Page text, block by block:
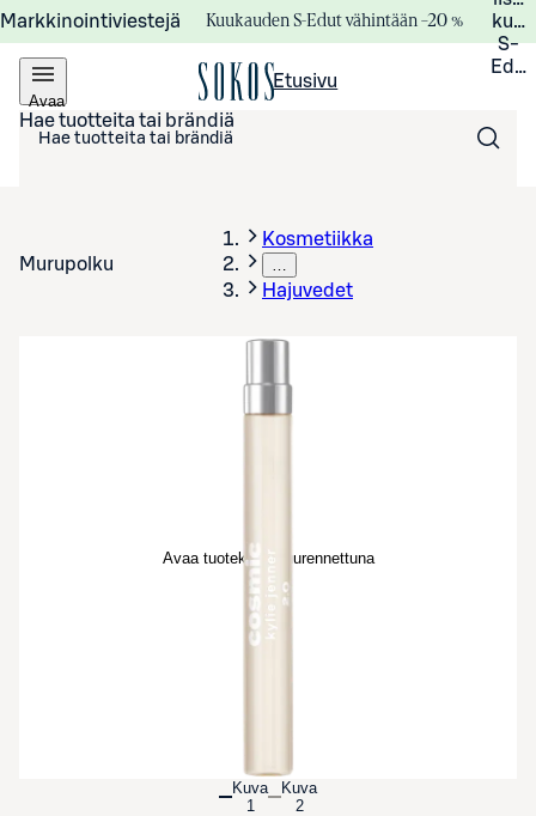
Markkinointiviestejä Kuukauden S-Edut vähintään –20 %
S-
Avaa
valikko
Etusivu
Hae tuotteita tai brändiä
Murupolku
Kosmetiikka
…
Hajuvedet
Avaa tuotekuva suurennettuna
Kuva
1
Kuva
2